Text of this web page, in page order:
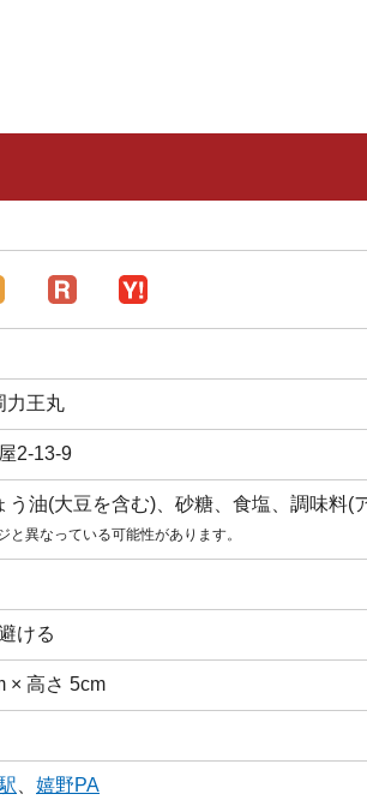
力王丸
2-13-9
う油(大豆を含む)、砂糖、食塩、調味料(
異なっている可能性があります。
ける
× 高さ 5cm
嬉野PA